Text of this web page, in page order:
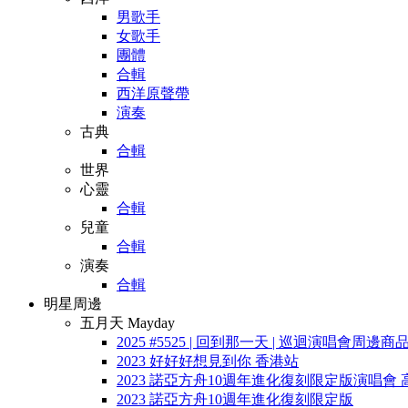
男歌手
女歌手
團體
合輯
西洋原聲帶
演奏
古典
合輯
世界
心靈
合輯
兒童
合輯
演奏
合輯
明星周邊
五月天 Mayday
2025 #5525 | 回到那一天 | 巡迴演唱會周邊商品
2023 好好好想見到你 香港站
2023 諾亞方舟10週年進化復刻限定版演唱會
2023 諾亞方舟10週年進化復刻限定版